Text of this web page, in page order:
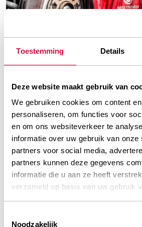
Toestemming Details
Deze website maakt gebruik van
We gebruiken cookies om content
personaliseren, om functies voor
en om ons websiteverkeer te
informatie over uw gebruik van onze
partners voor social media,
partners kunnen deze gegevens
informatie die u aan ze heeft
verzameld op basis van uw gebruik
Noodzakelijk
In de Profile Heuver-vestigingen
voor een complete
landbouwmachines, transport-
industrievoertuigen. Dat we
heel serieus nemen, kunt u
24/7-pechhulp.